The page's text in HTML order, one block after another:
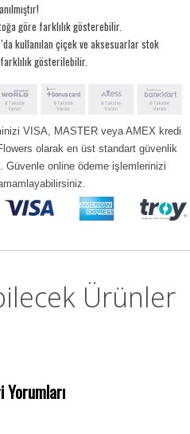
göre farklılık gösterebilir.
kullanılan çiçek ve aksesuarlar stok
gösterilebilir.
VISA, MASTER veya AMEX kredi
olarak en üst standart güvenlik
Güvenle online ödeme işlemlerinizi
Ürünler
Yorumları